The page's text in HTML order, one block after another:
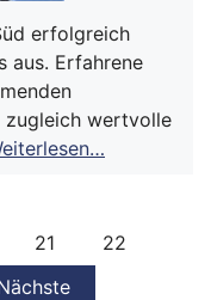
erfolgreich
aus. Erfahrene
zugleich wertvolle
21
22